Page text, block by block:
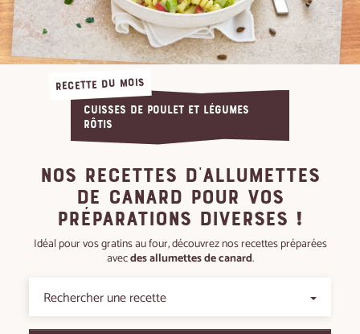
RECETTE DU MOIS
Cuisses de poulet et légumes
rôtis
Nos recettes d'allumettes
de canard pour vos
préparations diverses !
Idéal pour vos gratins au four, découvrez nos recettes préparées
avecdes allumettes de canard.